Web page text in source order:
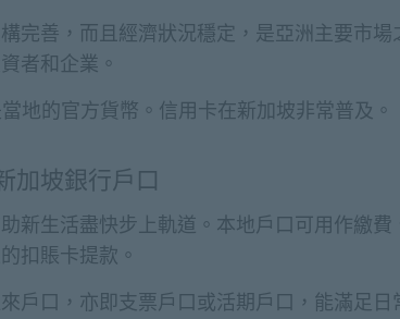
完善，而且經濟狀況穩定，是亞洲主要市場
者和企業。
地的官方貨幣。信用卡在新加坡非常普及。
加坡銀行戶口
新生活盡快步上軌道。本地戶口可用作繳費
扣賬卡提款。
戶口，亦即支票戶口或活期戶口，能滿足日